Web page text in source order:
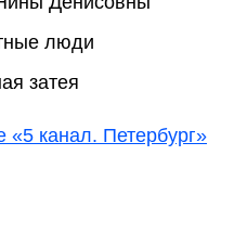
люди
затея
канал. Петербург»